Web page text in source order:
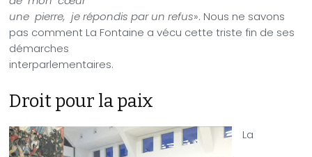
une pierre, je répondis par un refus». Nous ne savons
pas comment La Fontaine a vécu cette triste fin de ses
démarches
interparlementaires.
Droit pour la paix
La